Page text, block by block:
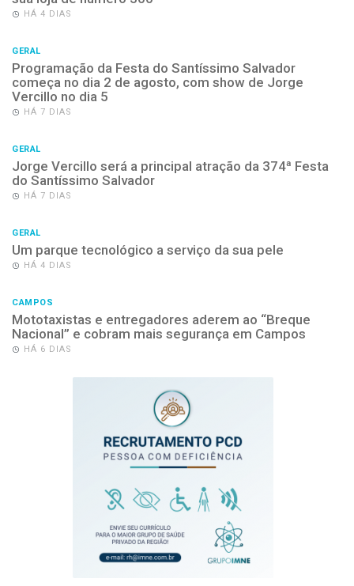
HÁ 4 DIAS
GERAL
Programação da Festa do Santíssimo Salvador
começa no dia 2 de agosto, com show de Jorge
Vercillo no dia 5
HÁ 7 DIAS
GERAL
Jorge Vercillo será a principal atração da 374ª Festa
do Santíssimo Salvador
HÁ 7 DIAS
GERAL
Um parque tecnológico a serviço da sua pele
HÁ 4 DIAS
CAMPOS
Mototaxistas e entregadores aderem ao “Breque
Nacional” e cobram mais segurança em Campos
HÁ 6 DIAS